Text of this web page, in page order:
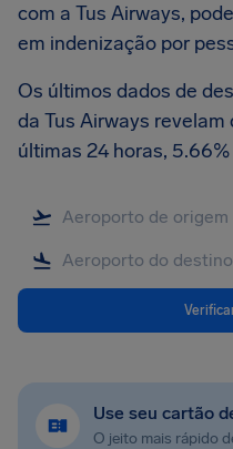
com a Tus Airways,
em indenização por
Os últimos dados de
da Tus Airways revelam
últimas 24 horas,
Use seu cartão
O jeito mais rápido